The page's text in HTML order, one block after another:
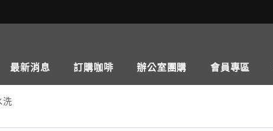
最新消息 訂購咖啡 辦公室團購 會員專區
洗